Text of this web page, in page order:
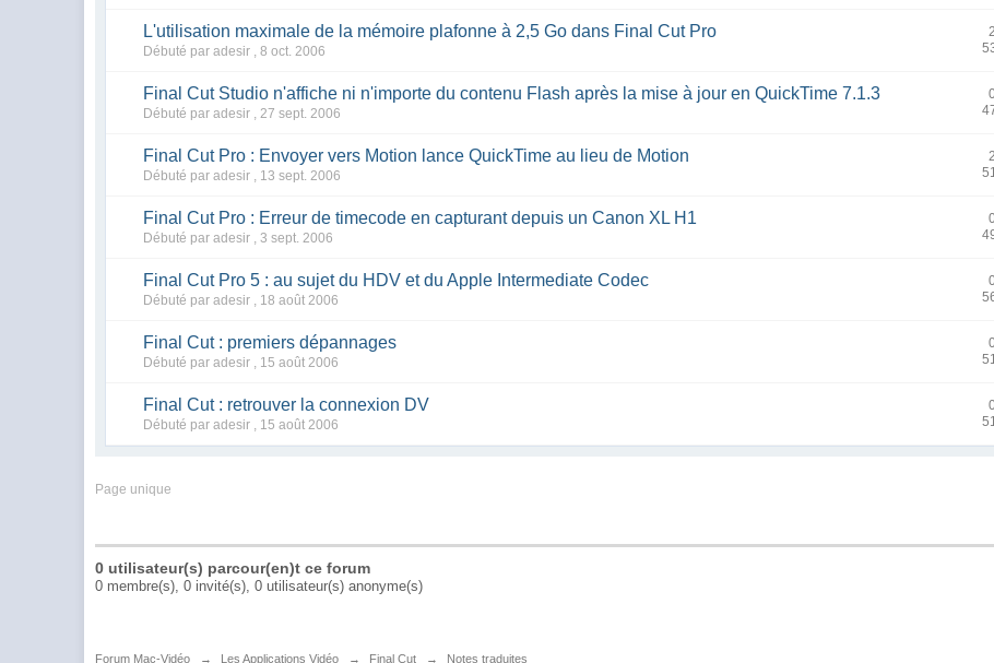
L'utilisation maximale de la mémoire plafonne à 2,5 Go dans Final Cut Pro
Débuté par adesir ,8 oct. 2006
Final Cut Studio n'affiche ni n'importe du contenu Flash après la mise à jour en QuickTime 7.1.3
Débuté par adesir ,27 sept. 2006
Final Cut Pro : Envoyer vers Motion lance QuickTime au lieu de Motion
Débuté par adesir , 13 sept. 2006
Final Cut Pro : Erreur de timecode en capturant depuis un Canon XL H1
Débuté par adesir ,3 sept. 2006
Final Cut Pro 5 : au sujet du HDV et du Apple Intermediate Codec
Débuté par adesir , 18 août 2006
Final Cut : premiers dépannages
Débuté par adesir , 15 août 2006
Final Cut : retrouver la connexion DV
Débuté par adesir , 15 août 2006
Page unique
0 utilisateur(s) parcour(en)t ce forum
0 membre(s), 0 invité(s), 0 utilisateur(s) anonyme(s)
Forum Mac-Vidéo → Les Applications Vidéo → Final Cut → Notes traduites